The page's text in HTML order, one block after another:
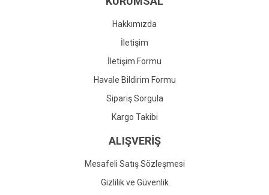
Gönder
Hakkımızda
İletişim
İletişim Formu
Havale Bildirim Formu
Sipariş Sorgula
Kargo Takibi
ALIŞVERİŞ
Mesafeli Satış Sözleşmesi
Gizlilik ve Güvenlik